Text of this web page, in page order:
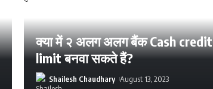
क्या में २ अलग अलग बैंक Cash credit
limit बनवा सकते हैं?
Shailesh Chaudhary August 13, 2023